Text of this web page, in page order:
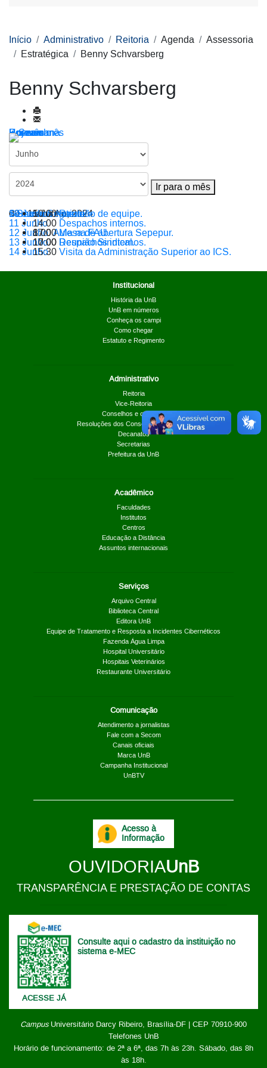
Início Administrativo Reitoria Agenda
Assessoria
Estratégica
Benny Schvarsberg
Benny Schvarsberg
Por ano
Por mês
Por semana
Hoje
Ir para o mês
Ir para o mês
< Semana Anterior
09 - 15 Junho, 2024
Semana Seguinte >
10 Junho
10:00Reunião de equipe.
11 Junho
14:00 Despachos internos.
12 Junho
8:00Aula na FAU.
17:00Mesa de abertura Sepepur.
13 Junho
10:00 Despachos internos.
17:00 Reunião Sindical.
14 Junho
15:30 Visita da Administração Superior ao ICS.
Institucional
História da UnB
UnB em números
Conheça os campi
Como chegar
Estatuto e Regimento
Administrativo
Reitoria
Vice-Reitoria
Conselhos e câmaras
Resoluções dos Conselhos Superiores
Decanatos
Secretarias
Prefeitura da UnB
Acadêmico
Faculdades
Institutos
Centros
Educação a Distância
Assuntos internacionais
Serviços
Arquivo Central
Biblioteca Central
Editora UnB
Equipe de Tratamento e Resposta a Incidentes Cibernéticos
Fazenda Água Limpa
Hospital Universitário
Hospitais Veterinários
Restaurante Universitário
Comunicação
Atendimento a jornalistas
Fale com a Secom
Canais oficiais
Marca UnB
Campanha Institucional
UnBTV
ACESSE JÁ
Consulte aqui o cadastro da instituição no
sistema e-MEC
CampusUniversitário Darcy Ribeiro, Brasília-DF | CEP 70910-900
Telefones UnB
Horário de funcionamento: de 2ª a 6ª, das 7h às 23h. Sábado, das 8h
às 18h.
Acesso à
Informação
OUVIDORIAUnB
TRANSPARÊNCIA E PRESTAÇÃO DE CONTAS